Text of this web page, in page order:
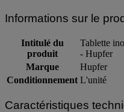
Informations sur le
Intitulé du
produit
Tablette
- Hupfer
Marque
Hupfer
Conditionnement L'unité
Caractéristiques